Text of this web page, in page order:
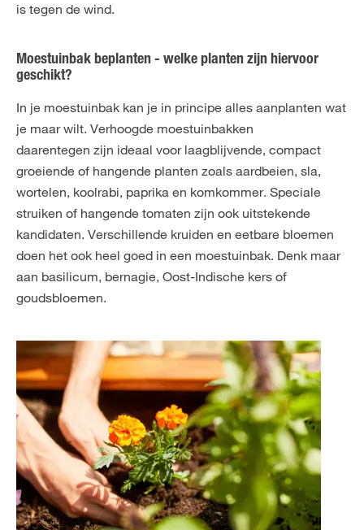
is tegen de wind.
Moestuinbak beplanten - welke planten zijn hiervoor
geschikt?
In je moestuinbak kan je in principe alles aanplanten wat
je maar wilt. Verhoogde moestuinbakken
daarentegen zijn ideaal voor laagblijvende, compact
groeiende of hangende planten zoals aardbeien, sla,
wortelen, koolrabi, paprika en komkommer. Speciale
struiken of hangende tomaten zijn ook uitstekende
kandidaten. Verschillende kruiden en eetbare bloemen
doen het ook heel goed in een moestuinbak. Denk maar
aan basilicum, bernagie, Oost-Indische kers of
goudsbloemen.